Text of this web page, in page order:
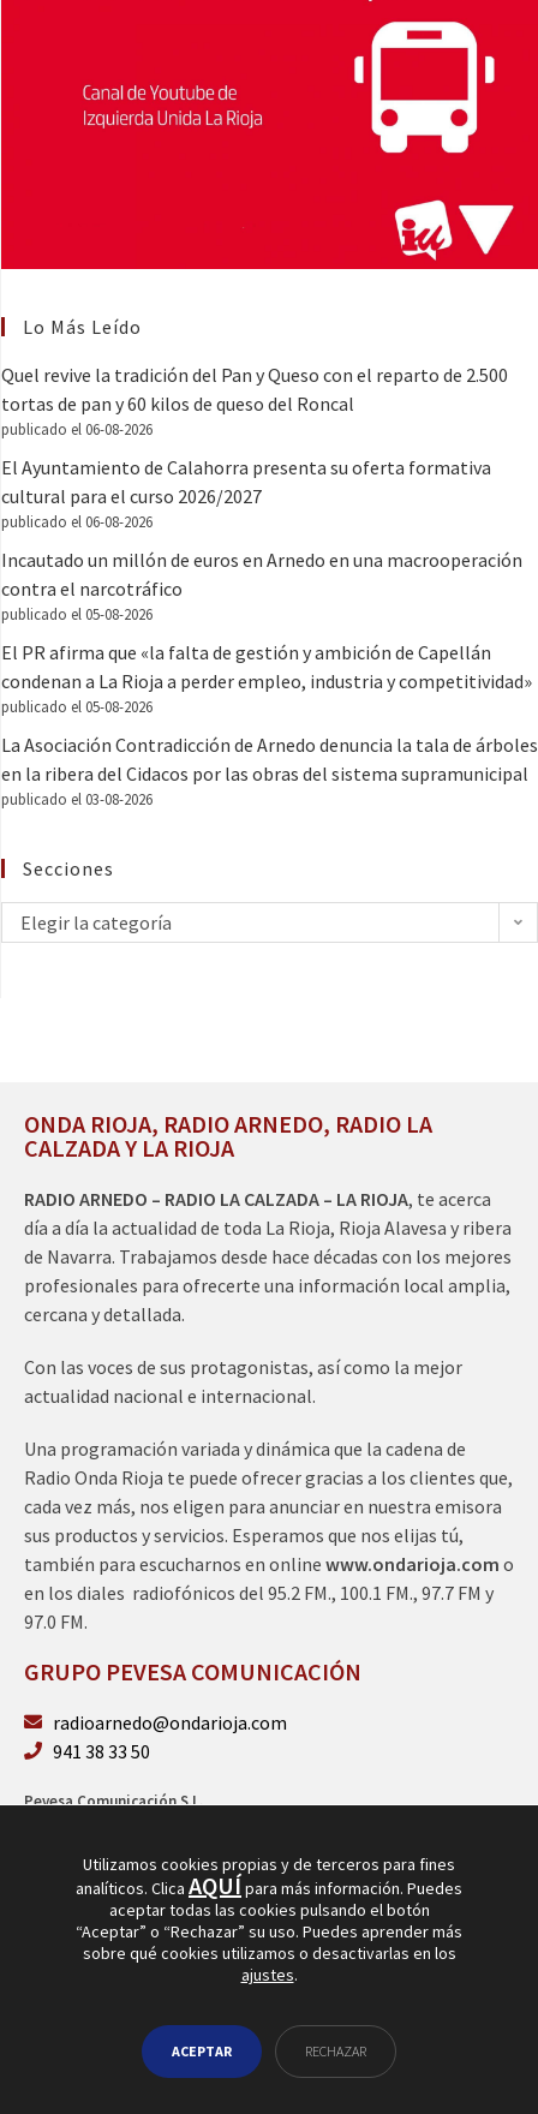
Lo Más Leído
Quel revive la tradición del Pan y Queso con el reparto de 2.500
tortas de pan y 60 kilos de queso del Roncal
publicado el 06-08-2026
El Ayuntamiento de Calahorra presenta su oferta formativa
cultural para el curso 2026/2027
publicado el 06-08-2026
Incautado un millón de euros en Arnedo en una macrooperación
contra el narcotráfico
publicado el 05-08-2026
El PR afirma que «la falta de gestión y ambición de Capellán
condenan a La Rioja a perder empleo, industria y competitividad»
publicado el 05-08-2026
La Asociación Contradicción de Arnedo denuncia la tala de árboles
en la ribera del Cidacos por las obras del sistema supramunicipal
publicado el 03-08-2026
Secciones
Elegir la categoría
ONDA RIOJA, RADIO ARNEDO, RADIO LA
CALZADA Y LA RIOJA
RADIO ARNEDO – RADIO LA CALZADA – LA RIOJA, te acerca
día a día la actualidad de toda La Rioja, Rioja Alavesa y ribera
de Navarra. Trabajamos desde hace décadas con los mejores
profesionales para ofrecerte una información local amplia,
cercana y detallada.
Con las voces de sus protagonistas, así como la mejor
actualidad nacional e internacional.
Una programación variada y dinámica que la cadena de
Radio Onda Rioja te puede ofrecer gracias a los clientes que,
cada vez más, nos eligen para anunciar en nuestra emisora
sus productos y servicios. Esperamos que nos elijas tú,
también para escucharnos en online www.ondarioja.com o
en los diales radiofónicos del 95.2 FM., 100.1 FM., 97.7 FM y
97.0 FM.
GRUPO PEVESA COMUNICACIÓN
radioarnedo@ondarioja.com
941 38 33 50
Pevesa Comunicación S.L.
Utilizamos cookies propias y de terceros para fines
analíticos. Clica AQUÍpara más información. Puedes
aceptar todas las cookies pulsando el botón
“Aceptar” o “Rechazar” su uso. Puedes aprender más
sobre qué cookies utilizamos o desactivarlas en los
ajustes.
ACEPTAR RECHAZAR